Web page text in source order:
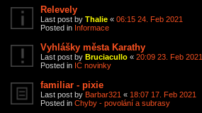
Relevely
Last post by Thalie « 06:15 24. Feb 2021
Posted in Informace
Vyhlášky města Karathy
Last post by Bruciacullo « 20:09 23. Feb 2021
Posted in IC novinky
familiar - pixie
Last post by Barbar321 « 18:07 17. Feb 2021
Posted in Chyby - povolání a subrasy